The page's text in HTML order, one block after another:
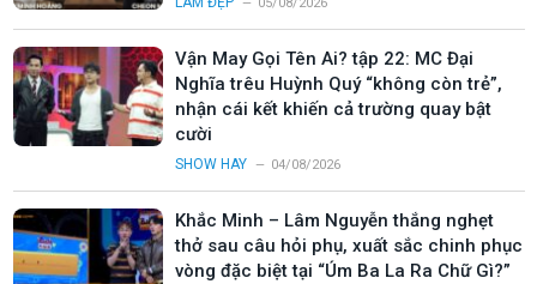
Vận May Gọi Tên Ai? tập 22: MC Đại
Nghĩa trêu Huỳnh Quý “không còn trẻ”,
nhận cái kết khiến cả trường quay bật
cười
SHOW HAY 04/08/2026
Khắc Minh – Lâm Nguyễn thắng nghẹt
thở sau câu hỏi phụ, xuất sắc chinh phục
vòng đặc biệt tại “Úm Ba La Ra Chữ Gì?”